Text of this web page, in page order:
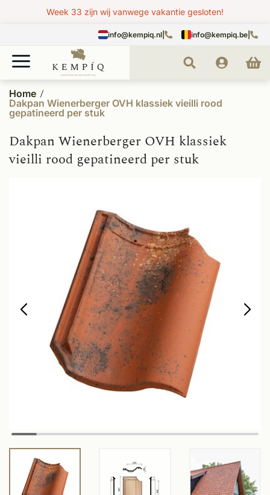
Week 33 zijn wij vanwege vakantie gesloten!
info@kempiq.nl info@kempiq.be
Home
Dakpan Wienerberger OVH klassiek vieilli rood
gepatineerd per stuk
Dakpan Wienerberger OVH klassiek
vieilli rood gepatineerd per stuk